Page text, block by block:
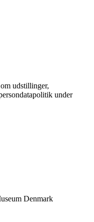
udstillinger,
under
Denmark